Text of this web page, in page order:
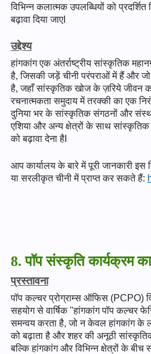
विभिन्न कलात्मक उपलब्धियों को
बढ़ावा दिया जाएI
उद्देश्य
हांगकांग एक अंतर्राष्ट्रीय सांस्कृतिक
है, जिसकी जड़ें चीनी परंपराओं में हैं और जो
है, जहाँ सांस्कृतिक खोज के ज़रिये जीवन
रचनात्मकता समुदाय में तरक्की का एक
दुनिया भर के सांस्कृतिक संगठनों और
एशिया और अन्य क्षेत्रों के साथ
को बढ़ावा देना हैI
आप कार्यालय के बारे में पूरी जानकारी इस
या सरलीकृत चीनी में प्राप्त कर सकते हैं:
8. पॉप संस्कृति कार्यक्रम
प्रस्तावना
पॉप कल्चर प्रोग्राम्स ऑफिस (PCPO)
सहयोग से वार्षिक "हांगकांग पॉप कल्चर
समन्वय करता है, जो न केवल हांगकांग के
को बढ़ाता है और शहर की अनूठी
बल्कि हांगकांग और विभिन्न क्षेत्रों के